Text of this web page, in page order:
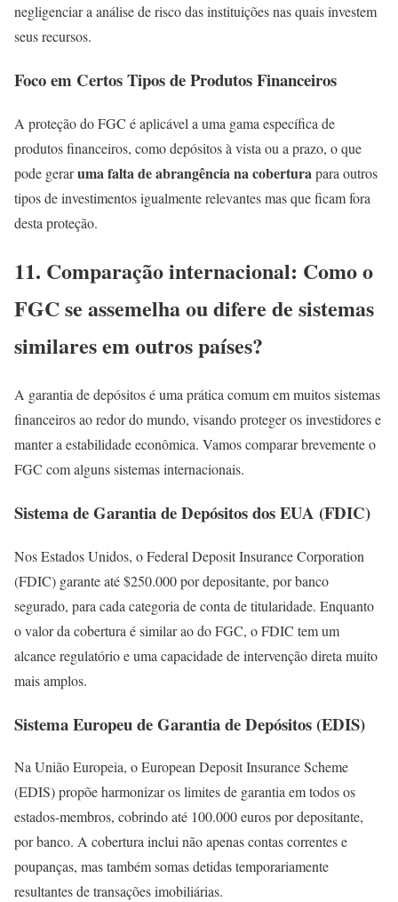
negligenciar a análise de risco das instituições nas quais investem
seus recursos.
Foco em Certos Tipos de Produtos Financeiros
A proteção do FGC é aplicável a uma gama específica de
produtos financeiros, como depósitos à vista ou a prazo, o que
pode geraruma falta de abrangência na cobertura para outros
tipos de investimentos igualmente relevantes mas que ficam fora
desta proteção.
11. Comparação internacional: Como o
FGC se assemelha ou difere de sistemas
similares em outros países?
A garantia de depósitos é uma prática comum em muitos sistemas
financeiros ao redor do mundo, visando proteger os investidores e
manter a estabilidade econômica. Vamos comparar brevemente o
FGC com alguns sistemas internacionais.
Sistema de Garantia de Depósitos dos EUA (FDIC)
Nos Estados Unidos, o Federal Deposit Insurance Corporation
(FDIC) garante até $250.000 por depositante, por banco
segurado, para cada categoria de conta de titularidade. Enquanto
o valor da cobertura é similar ao do FGC, o FDIC tem um
alcance regulatório e uma capacidade de intervenção direta muito
mais amplos.
Sistema Europeu de Garantia de Depósitos (EDIS)
Na União Europeia, o European Deposit Insurance Scheme
(EDIS) propõe harmonizar os limites de garantia em todos os
estados-membros, cobrindo até 100.000 euros por depositante,
por banco. A cobertura inclui não apenas contas correntes e
poupanças, mas também somas detidas temporariamente
resultantes de transações imobiliárias.